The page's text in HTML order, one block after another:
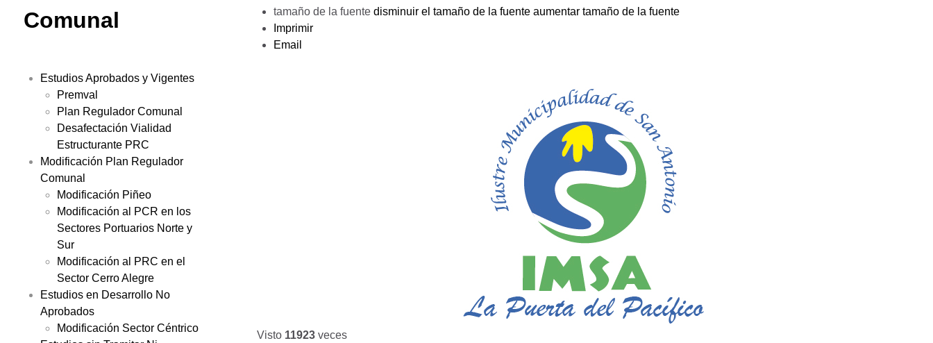
Comunal
Estudios Aprobados y Vigentes
Premval
Plan Regulador Comunal
Desafectación Vialidad
Estructurante PRC
Modificación Plan Regulador
Comunal
Modificación Piñeo
Modificación al PCR en los
Sectores Portuarios Norte y
Sur
Modificación al PRC en el
Sector Cerro Alegre
Estudios en Desarrollo No
Aprobados
Modificación Sector Céntrico
tamaño de la fuente disminuir el tamaño de la fuente aumentar tamaño de la fuente
Imprimir
Email
Visto 11923 veces